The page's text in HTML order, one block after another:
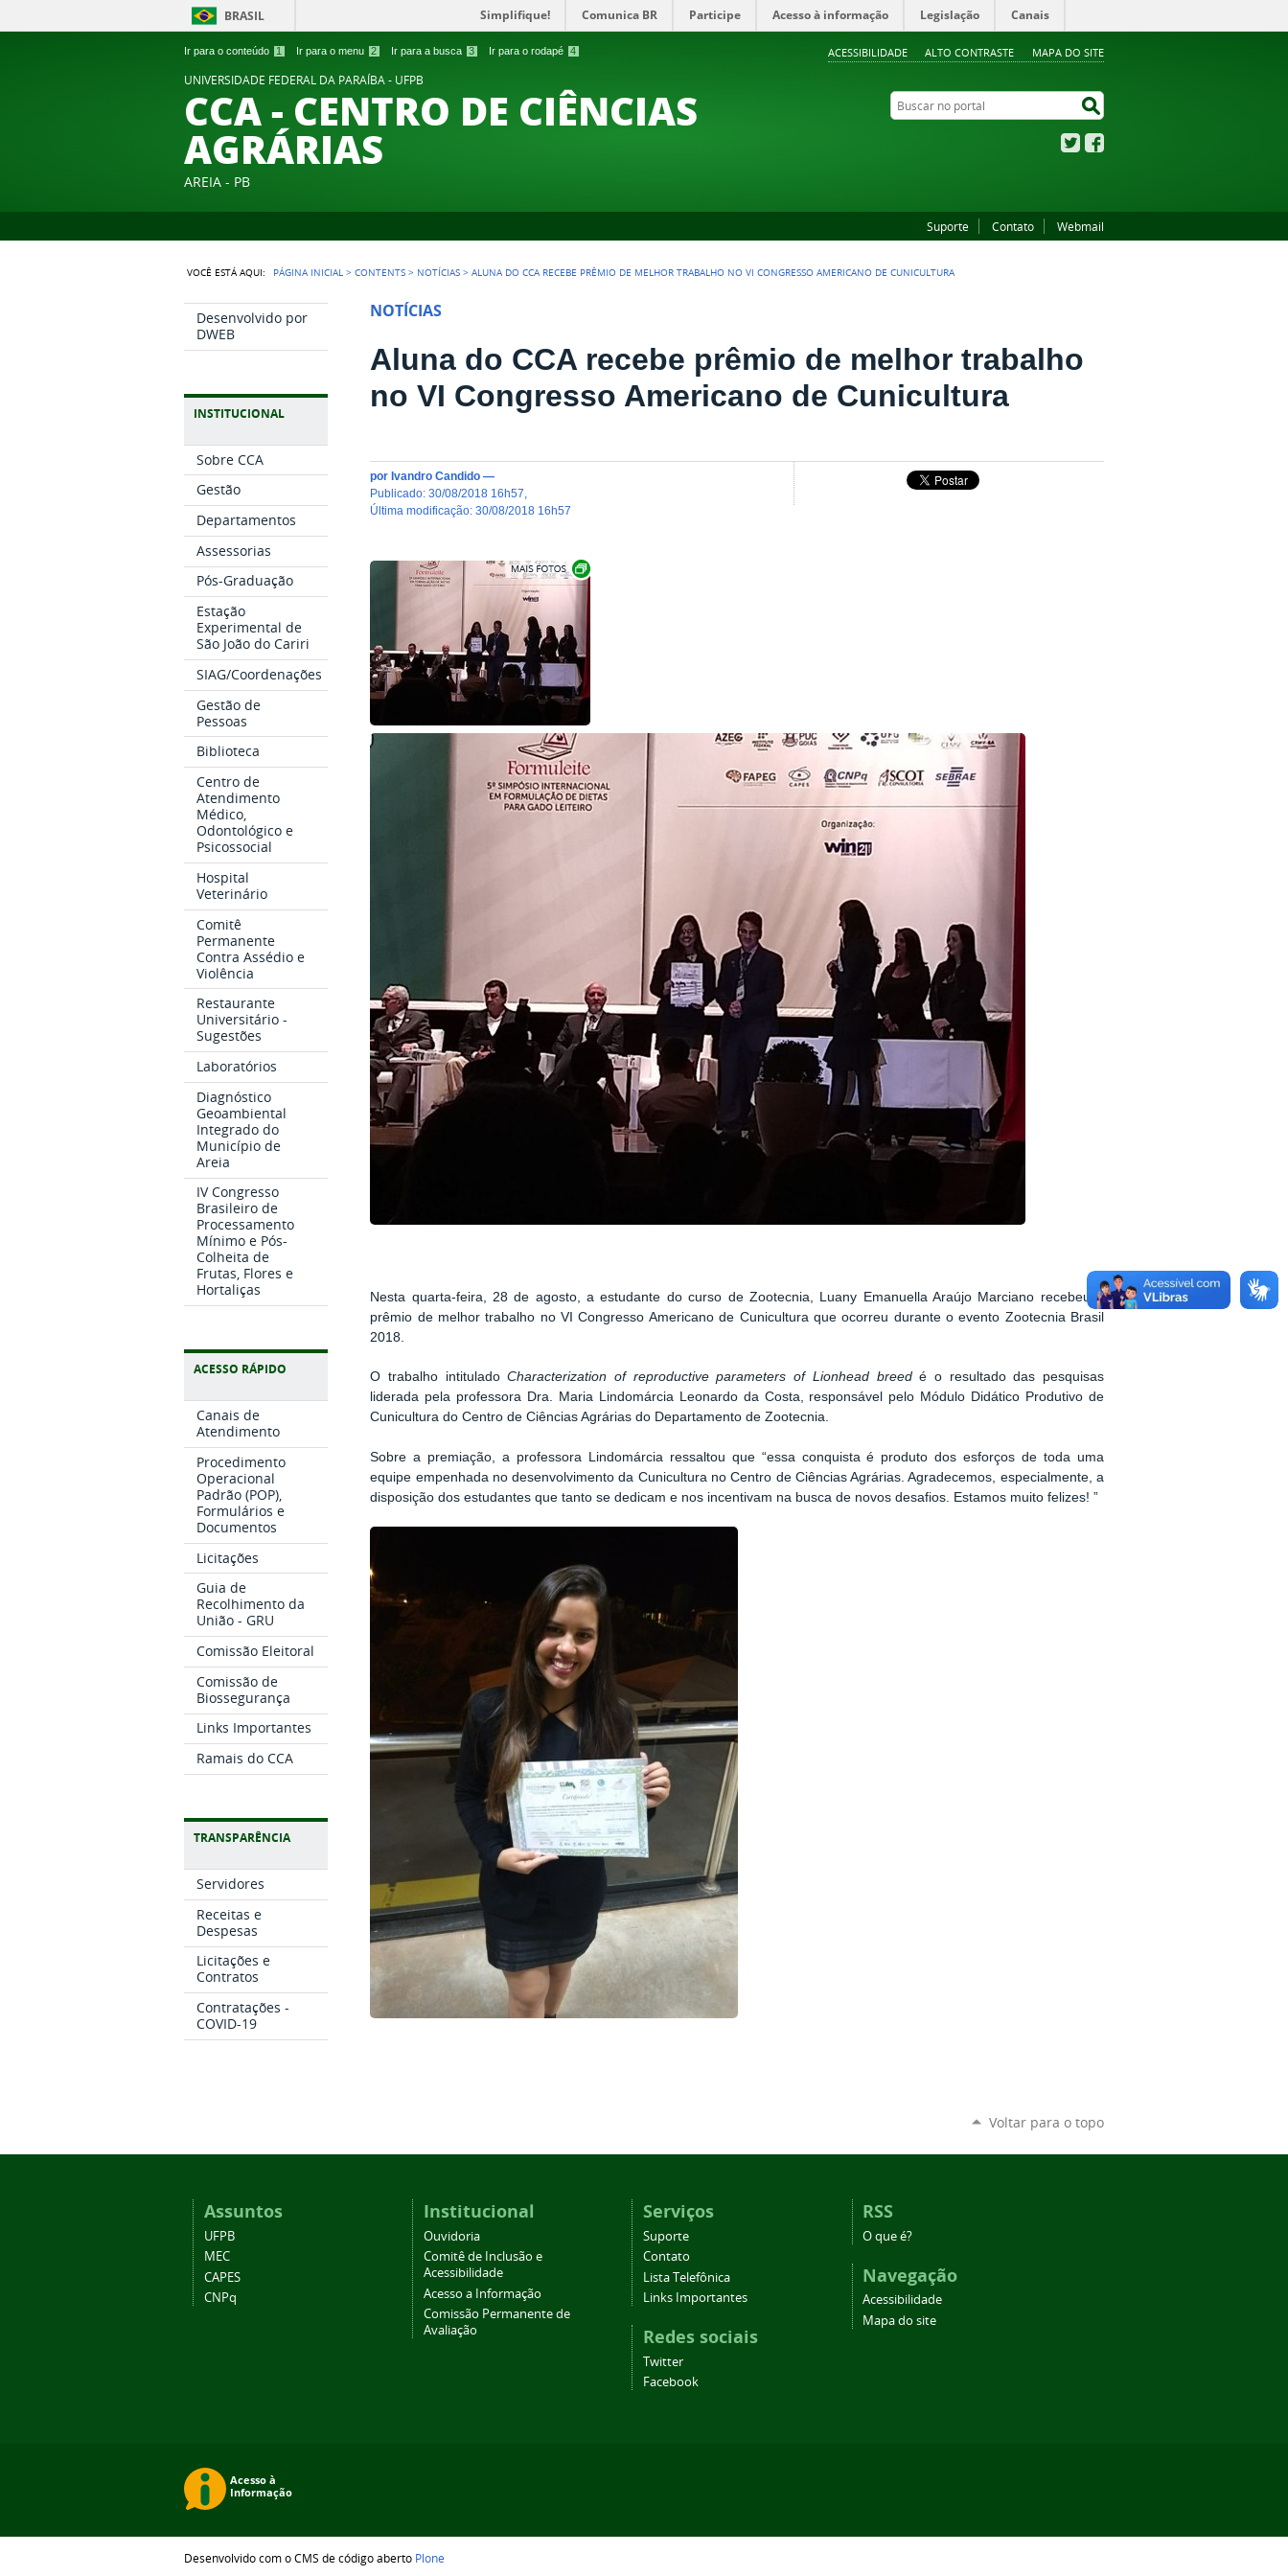
Ir para o conteúdo 1 Ir para o menu 2 Ir para a busca 3 Ir para o rodapé 4 ACESSIBILIDADE ALTO CONTRASTE MAPA DO SITE
BRASIL Simplifique! Comunica BR Participe Acesso à informação Legislação Canais
UNIVERSIDADE FEDERAL DA PARAÍBA - UFPB
CCA - CENTRO DE CIÊNCIAS
AGRÁRIAS
AREIA - PB
Buscar no portal
Twitter
Suporte Contato Webmail
VOCÊ ESTÁ AQUI: PÁGINA INICIAL >CONTENTS > NOTÍCIAS >ALUNA DO CCA RECEBE PRÊMIO DE MELHOR TRABALHO NO VI CONGRESSO AMERICANO DE CUNICULTURA
Desenvolvido por
DWEB
INSTITUCIONAL
Sobre CCA
Gestão
Departamentos
Assessorias
Pós-Graduação
Estação
Experimental de
São João do Cariri
SIAG/Coordenações
Gestão de
Pessoas
Biblioteca
Centro de
Atendimento
Médico,
Odontológico e
Psicossocial
Hospital
Veterinário
Comitê
Permanente
Contra Assédio e
Violência
Restaurante
Universitário -
Sugestões
Laboratórios
Diagnóstico
Geoambiental
Integrado do
Município de
Areia
IV Congresso
Brasileiro de
Processamento
Mínimo e Pós-
Colheita de
Frutas, Flores e
Hortaliças
ACESSO RÁPIDO
Canais de
Atendimento
Procedimento
Operacional
Padrão (POP),
Formulários e
Documentos
Licitações
Guia de
Recolhimento da
União - GRU
Comissão Eleitoral
Comissão de
Biossegurança
Links Importantes
Ramais do CCA
TRANSPARÊNCIA
Servidores
Receitas e
Despesas
Licitações e
Contratos
Contratações -
COVID-19
NOTÍCIAS
Aluna do CCA recebe prêmio de melhor trabalho
no VI Congresso Americano de Cunicultura
por Ivandro Candido —
publicado:30/08/2018 16h57
última modificação:30/08/2018 16h57
Nesta quarta-feira, 28 de agosto, a estudante do curso de Zootecnia, Luany Emanuella Araújo Marciano recebeu o
prêmio de melhor trabalho no VI Congresso Americano de Cunicultura que ocorreu durante o evento Zootecnia Brasil
2018.
O trabalho intituladoCharacterization of reproductive parameters of Lionhead breedé o resultado das pesquisas
liderada pela professora Dra. Maria Lindomárcia Leonardo da Costa, responsável pelo Módulo Didático Produtivo de
Cunicultura do Centro de Ciências Agrárias do Departamento de Zootecnia.
Sobre a premiação, a professora Lindomárcia ressaltou que “essa conquista é produto dos esforços de toda uma
equipe empenhada no desenvolvimento da Cunicultura no Centro de Ciências Agrárias. Agradecemos, especialmente, a
disposição dos estudantes que tanto se dedicam e nos incentivam na busca de novos desafios. Estamos muito felizes! ”
Voltar para o topo
Assuntos
UFPB
MEC
CAPES
CNPq
Institucional
Ouvidoria
Comitê de Inclusão e
Acessibilidade
Acesso a Informação
Comissão Permanente de
Avaliação
Serviços
Suporte
Contato
Lista Telefônica
Links Importantes
Redes sociais
Twitter
Facebook
RSS
O que é?
Navegação
Acessibilidade
Mapa do site
Desenvolvido com o CMS de código aberto Plone